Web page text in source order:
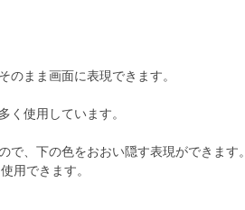
のまま画面に表現できます。
く使用しています。
で、下の色をおおい隠す表現ができます。
用できます。